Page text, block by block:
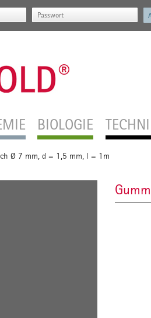
BIOLOGIE
Ø 7 mm, d = 1,5 mm, l = 1m